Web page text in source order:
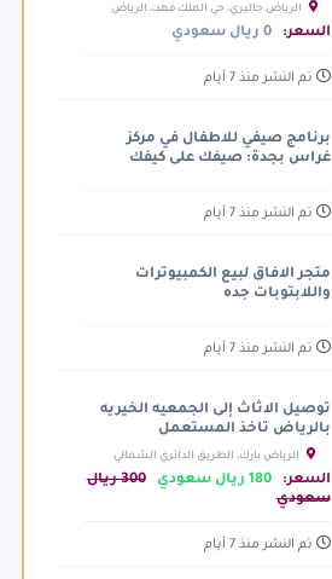
الرياض جاليري، حي الملك فهد،، الرياض
السعودية
السعر: 0 ريال سعودي
تم النشر منذ 7 أيام
برنامج صيفي للاطفال في مركز
غراس بجدة: صيفك على كيفك
تم النشر منذ 7 أيام
متجر الافاق لبيع الكمبيوترات
واللابتوبات جده
تم النشر منذ 7 أيام
توصيل الاثاث إلى الجمعيه الخيريه
بالرياض تاخذ المستعمل
الرياض بارك، الطريق الدائري الشمالي
الفرعي، الرياض السعودية
السعر: 180 ريال سعودي
300 ريال
سعودي
تم النشر منذ 7 أيام